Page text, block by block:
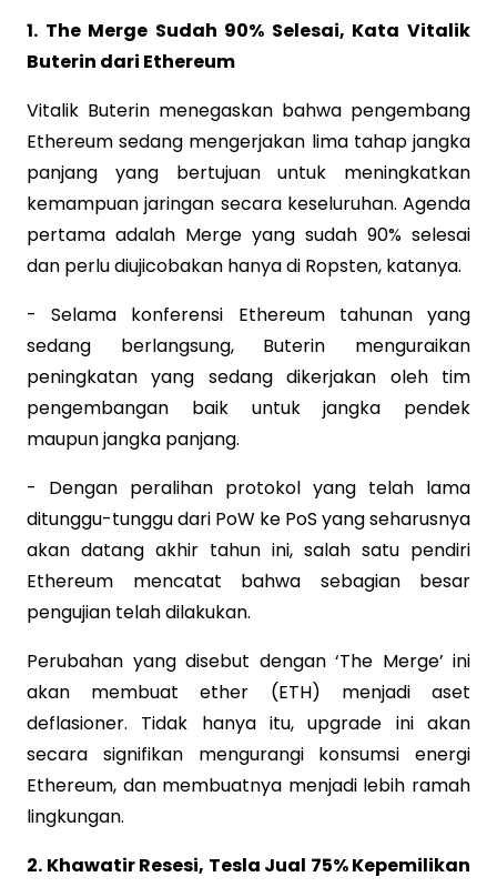
1. The Merge Sudah 90% Selesai, Kata Vitalik
Buterin dari Ethereum
Vitalik Buterin menegaskan bahwa pengembang
Ethereum sedang mengerjakan lima tahap jangka
panjang yang bertujuan untuk meningkatkan
kemampuan jaringan secara keseluruhan. Agenda
pertama adalah Merge yang sudah 90% selesai
dan perlu diujicobakan hanya di Ropsten, katanya.
- Selama konferensi Ethereum tahunan yang
sedang berlangsung, Buterin menguraikan
peningkatan yang sedang dikerjakan oleh tim
pengembangan baik untuk jangka pendek
maupun jangka panjang.
- Dengan peralihan protokol yang telah lama
ditunggu-tunggu dari PoW ke PoS yang seharusnya
akan datang akhir tahun ini, salah satu pendiri
Ethereum mencatat bahwa sebagian besar
pengujian telah dilakukan.
Perubahan yang disebut dengan ‘The Merge’ ini
akan membuat ether (ETH) menjadi aset
deflasioner. Tidak hanya itu, upgrade ini akan
secara signifikan mengurangi konsumsi energi
Ethereum, dan membuatnya menjadi lebih ramah
lingkungan.
2. Khawatir Resesi, Tesla Jual 75% Kepemilikan